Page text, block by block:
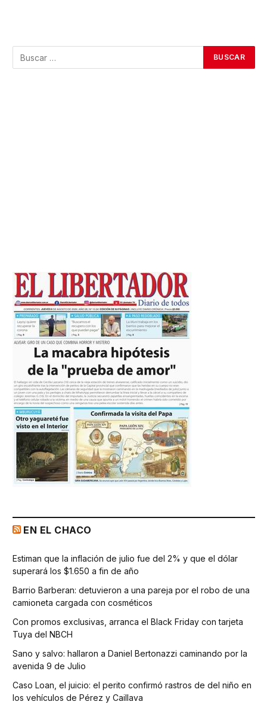
EN EL CHACO
Estiman que la inflación de julio fue del 2% y que el dólar
superará los $1.650 a fin de año
Barrio Barberan: detuvieron a una pareja por el robo de una
camioneta cargada con cosméticos
Con promos exclusivas, arranca el Black Friday con tarjeta
Tuya del NBCH
Sano y salvo: hallaron a Daniel Bertonazzi caminando por la
avenida 9 de Julio
Caso Loan, el juicio: el perito confirmó rastros de del niño en
los vehículos de Pérez y Caillava